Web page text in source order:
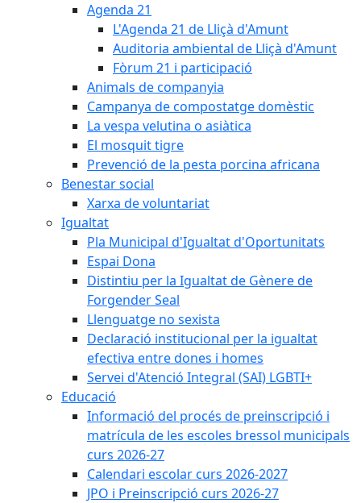
Agenda 21
L'Agenda 21 de Lliçà d'Amunt
Auditoria ambiental de Lliçà d'Amunt
Fòrum 21 i participació
Animals de companyia
Campanya de compostatge domèstic
La vespa velutina o asiàtica
El mosquit tigre
Prevenció de la pesta porcina africana
Benestar social
Xarxa de voluntariat
Igualtat
Pla Municipal d'Igualtat d'Oportunitats
Espai Dona
Distintiu per la Igualtat de Gènere de
Forgender Seal
Llenguatge no sexista
Declaració institucional per la igualtat
efectiva entre dones i homes
Servei d'Atenció Integral (SAI) LGBTI+
Educació
Informació del procés de preinscripció i
matrícula de les escoles bressol municipals
curs 2026-27
Calendari escolar curs 2026-2027
JPO i Preinscripció curs 2026-27